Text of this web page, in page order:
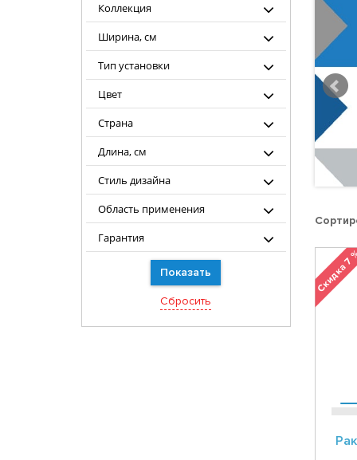
Коллекция
Ширина, см
Тип установки
Цвет
Страна
Длина, см
Стиль дизайна
Область применения
Гарантия
Скидка